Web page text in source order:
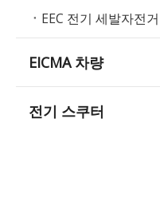
EEC 전기 세발자전거
EICMA 차량
전기 스쿠터